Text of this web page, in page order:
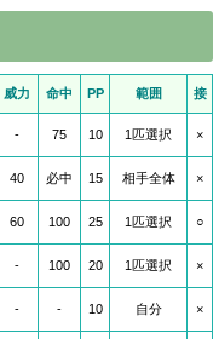
威力 命中 PP 範囲 接
- 75 10 1匹選択 ×
40 必中 15 相手全体 ×
60 100 25 1匹選択 ○
- 100 20 1匹選択 ×
- - 10 自分 ×